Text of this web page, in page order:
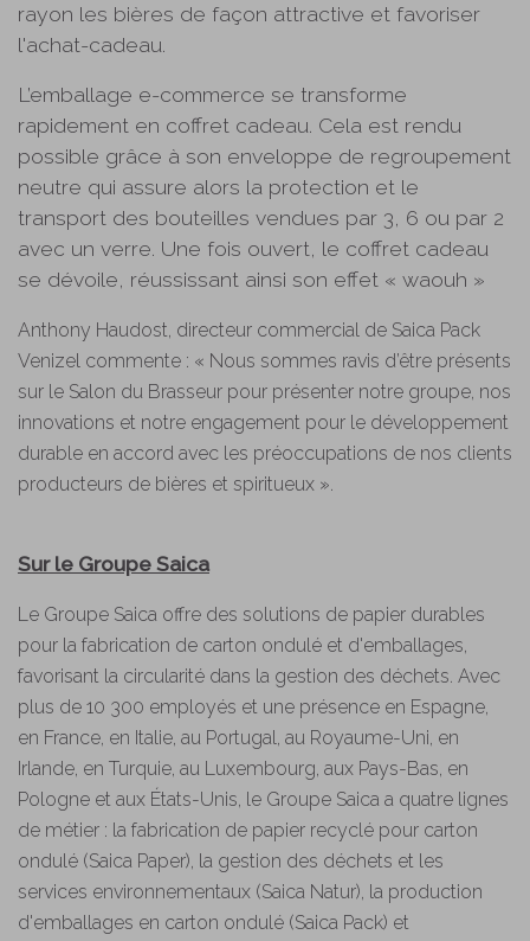
rayon les bières de façon attractive et favoriser
l'achat-cadeau.
L’emballage e-commerce se transforme
rapidement en coffret cadeau. Cela est rendu
possible grâce à son enveloppe de regroupement
neutre qui assure alors la protection et le
transport des bouteilles vendues par 3, 6 ou par 2
avec un verre. Une fois ouvert, le coffret cadeau
se dévoile, réussissant ainsi son effet « waouh »
Anthony Haudost, directeur commercial de Saica Pack
Venizel commente : « Nous sommes ravis d’être présents
sur le Salon du Brasseur pour présenter notre groupe, nos
innovations et notre engagement pour le développement
durable en accord avec les préoccupations de nos clients
producteurs de bières et spiritueux ».
Sur le Groupe Saica
Le Groupe Saica offre des solutions de papier durables
pour la fabrication de carton ondulé et d'emballages,
favorisant la circularité dans la gestion des déchets. Avec
plus de 10 300 employés et une présence en Espagne,
en France, en Italie, au Portugal, au Royaume-Uni, en
Irlande, en Turquie, au Luxembourg, aux Pays-Bas, en
Pologne et aux États-Unis, le Groupe Saica a quatre lignes
de métier : la fabrication de papier recyclé pour carton
ondulé (Saica Paper), la gestion des déchets et les
services environnementaux (Saica Natur), la production
d'emballages en carton ondulé (Saica Pack) et